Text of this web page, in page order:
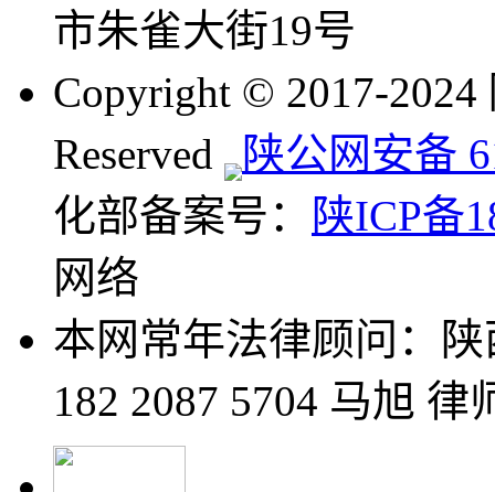
市朱雀大街19号
Copyright © 2017-
Reserved
陕公网安备
化部备案号：
陕ICP备
网络
本网常年法律顾问：
182 2087 5704 马旭 律